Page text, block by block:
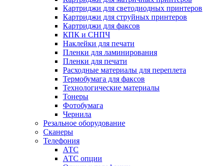
Картриджи для светодиодных принтеров
Картриджи для струйных принтеров
Картриджи для факсов
КПК и СНПЧ
Наклейки для печати
Пленки для ламинирования
Пленки для печати
Расходные материалы для переплета
Термобумага для факсов
Технологические материалы
Тонеры
Фотобумага
Чернила
Резальное оборудование
Сканеры
Телефония
АТС
АТС опции